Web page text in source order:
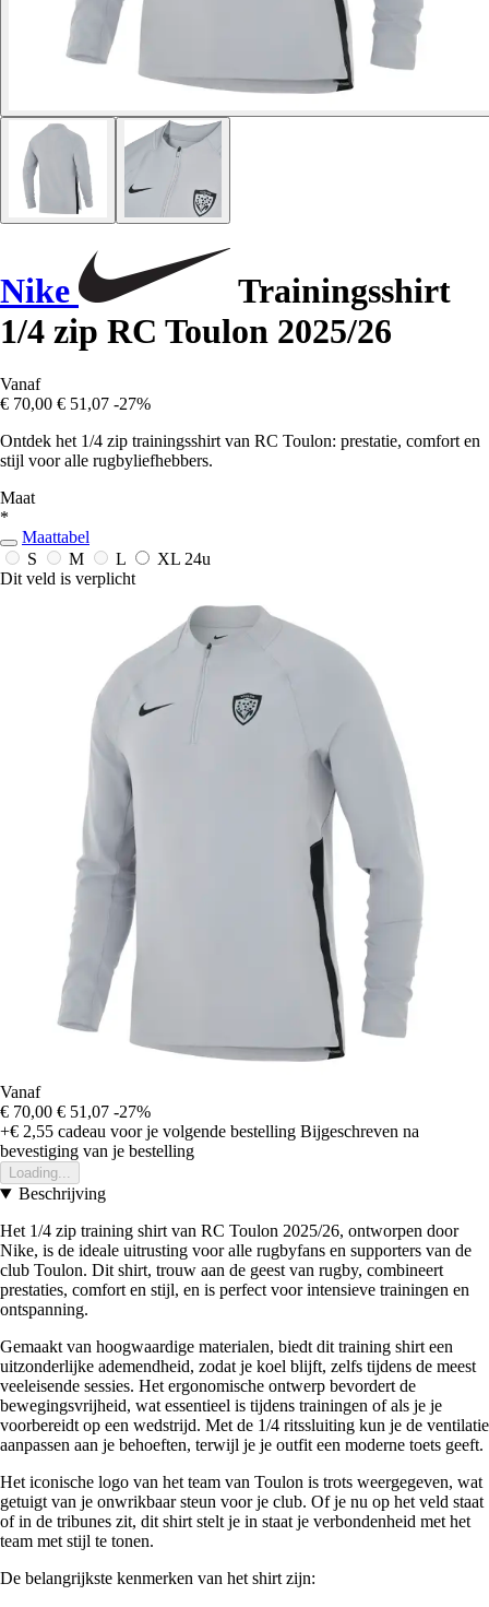
Nike
Trainingsshirt
1/4 zip RC Toulon 2025/26
Vanaf
€ 70,00 € 51,07 -27%
Ontdek het 1/4 zip trainingsshirt van RC Toulon: prestatie, comfort en
stijl voor alle rugbyliefhebbers.
Maat
*
Maattabel
S
M L XL 24u
Dit veld is verplicht
Vanaf
€ 70,00 € 51,07 -27%
+€ 2,55 cadeau voor je volgende bestelling Bijgeschreven na
bevestiging van je bestelling
Loading...
Beschrijving
Het 1/4 zip training shirt van RC Toulon 2025/26, ontworpen door
Nike, is de ideale uitrusting voor alle rugbyfans en supporters van de
club Toulon. Dit shirt, trouw aan de geest van rugby, combineert
prestaties, comfort en stijl, en is perfect voor intensieve trainingen en
ontspanning.
Gemaakt van hoogwaardige materialen, biedt dit training shirt een
uitzonderlijke ademendheid, zodat je koel blijft, zelfs tijdens de meest
veeleisende sessies. Het ergonomische ontwerp bevordert de
bewegingsvrijheid, wat essentieel is tijdens trainingen of als je je
voorbereidt op een wedstrijd. Met de 1/4 ritssluiting kun je de ventilatie
aanpassen aan je behoeften, terwijl je je outfit een moderne toets geeft.
Het iconische logo van het team van Toulon is trots weergegeven, wat
getuigt van je onwrikbaar steun voor je club. Of je nu op het veld staat
of in de tribunes zit, dit shirt stelt je in staat je verbondenheid met het
team met stijl te tonen.
De belangrijkste kenmerken van het shirt zijn: